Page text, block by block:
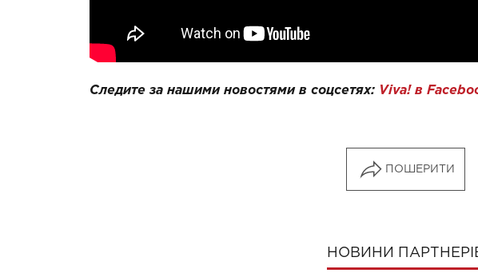
Следите за нашими новостями в соцсетях: Viva! в
ПОШЕРИТИ
НОВИНИ